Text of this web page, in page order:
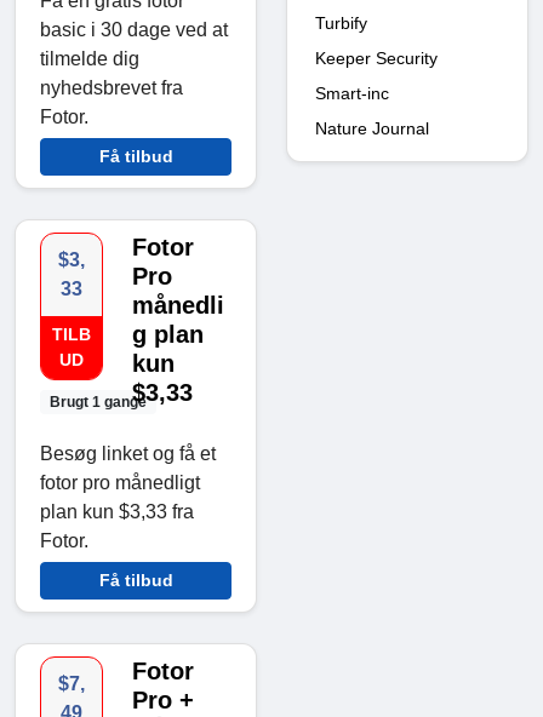
basic i 30 dage ved at
tilmelde dig
nyhedsbrevet fra
Fotor.
Få tilbud
$3,
33
TILB
UD
Brugt 1 gange
Fotor
Pro
månedli
g plan
kun
$3,33
Besøg linket og få et
fotor pro månedligt
plan kun $3,33 fra
Fotor.
Få tilbud
$7,
49
Fotor
Pro +
Turbify
Keeper Security
Smart-inc
Nature Journal